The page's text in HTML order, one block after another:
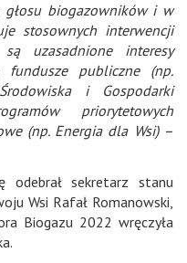
głosu biogazowników i w
stosownych interwencji
uzasadnione interesy
publiczne (np.
i Gospodarki
priorytetowych
(np. Energia dla Wsi) –
odebrał sekretarz stanu
Wsi Rafał Romanowski,
Biogazu 2022 wręczyła